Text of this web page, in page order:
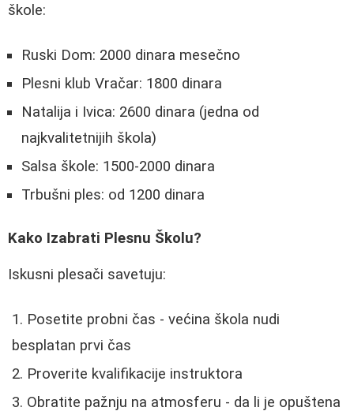
škole:
Ruski Dom: 2000 dinara mesečno
Plesni klub Vračar: 1800 dinara
Natalija i Ivica: 2600 dinara (jedna od
najkvalitetnijih škola)
Salsa škole: 1500-2000 dinara
Trbušni ples: od 1200 dinara
Kako Izabrati Plesnu Školu?
Iskusni plesači savetuju:
Posetite probni čas - većina škola nudi
besplatan prvi čas
Proverite kvalifikacije instruktora
Obratite pažnju na atmosferu - da li je opuštena